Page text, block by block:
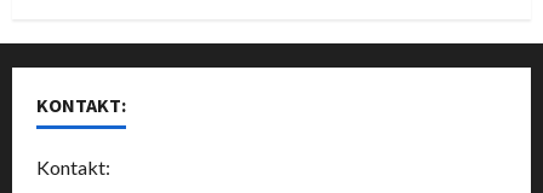
KONTAKT:
Kontakt: